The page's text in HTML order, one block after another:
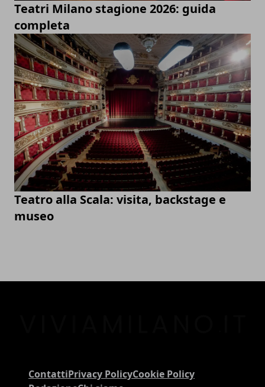
Teatri Milano stagione 2026: guida
completa
Teatro alla Scala: visita, backstage e
museo
ContattiPrivacy PolicyCookie Policy